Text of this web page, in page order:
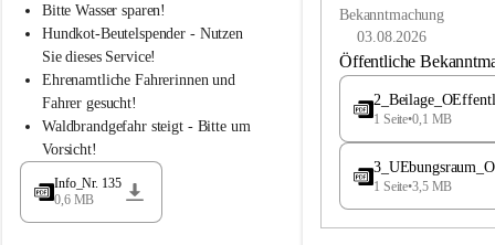
h
a
d
l
Bitte Wasser sparen!
Hundkot-Beutelspender - Nutzen
Sie dieses Service!
Ehrenamtliche Fahrerinnen und
Fahrer gesucht!
Waldbrandgefahr steigt - Bitte um
Vorsicht!
Info_Nr. 135
0,6 MB
e
Bekanntmachung
03.08.2026
Öffentliche
1 Seite•0,1 MB
1 Seite•3,5 MB